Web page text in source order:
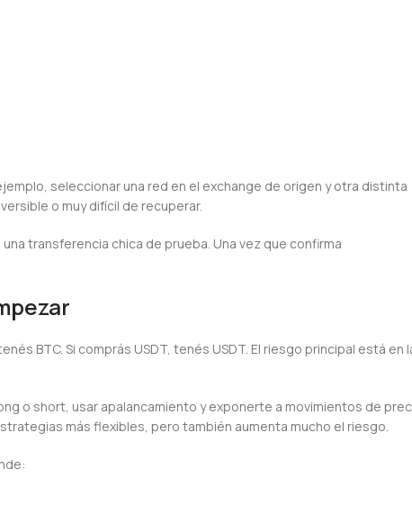
seleccionar una red en el exchange de origen y otra distinta
o muy difícil de recuperar.
transferencia chica de prueba. Una vez que confirma
BTC. Si comprás USDT, tenés USDT. El riesgo principal está en
o short, usar apalancamiento y exponerte a movimientos de
más flexibles, pero también aumenta mucho el riesgo.